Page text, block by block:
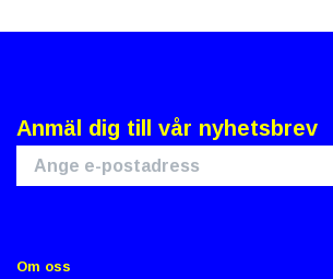
Anmäl dig till vår nyhetsbrev
Om oss